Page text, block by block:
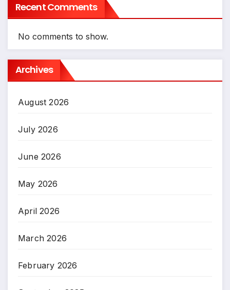
Recent Comments
No comments to show.
Archives
August 2026
July 2026
June 2026
May 2026
April 2026
March 2026
February 2026